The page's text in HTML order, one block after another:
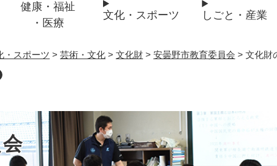
健康・福祉
・医療
文化・スポーツ しごと・産業
・スポーツ > 芸術・文化 > 文化財 > 安曇野市教育委員会 > 文化財